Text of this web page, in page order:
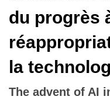
du progrès
la
The advent of AI